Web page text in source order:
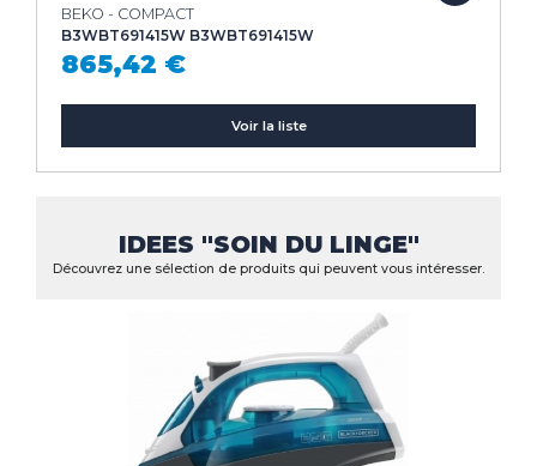
BEKO - COMPACT
B3WBT691415W B3WBT691415W
865,42 €
Voir la liste
IDEES "SOIN DU LINGE"
Découvrez une sélection de produits qui peuvent vous intéresser.